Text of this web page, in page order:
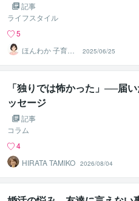
記事
ライフスタイル
5
ほんわか 子育て
相談
2025/06/25
「独りでは怖かった」──届
ッセージ
記事
コラム
4
HIRATA TAMIKO 2026/08/04